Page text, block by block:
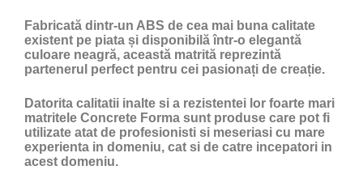
Fabricată dintr-un ABS de cea mai buna calitate
existent pe piata și disponibilă într-o elegantă
culoare neagră, această matrită reprezintă
partenerul perfect pentru cei pasionați de creație.
Datorita calitatii inalte si a rezistentei lor foarte mari
matritele Concrete Forma sunt produse care pot fi
utilizate atat de profesionisti si meseriasi cu mare
experienta in domeniu, cat si de catre incepatori in
acest domeniu.